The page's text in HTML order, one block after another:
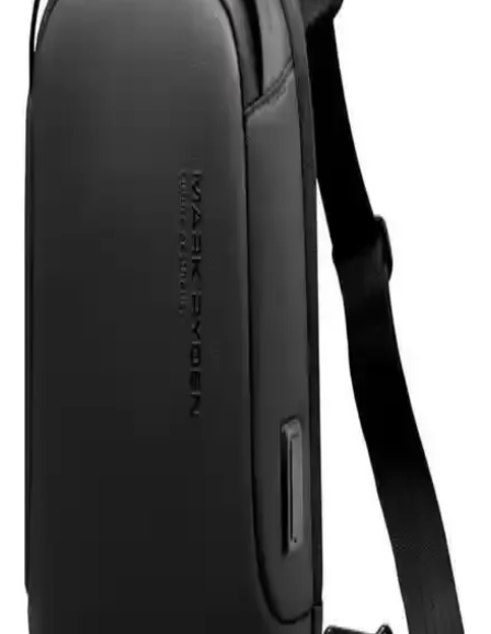
Z-Mobile'ın MacBook Air M2 ve M3 modelleriyle uyumlu 13.6 inç
koruma seti, şeffaf tasarımı ve dayanıklı malzemeleriyle cihazınızı
estetik ve güvenle korur, kullanıcı memnuniyetini artırır.
Eyfel Efs-2500 Güç Kaynağı: Temel Özellikler ve
Kullanıcı Değerlendirmeleri
Eyfel Efs-2500, 250W güç çıkışıyla temel bilgisayar ihtiyaçlarına
uygun, fanlı soğutmalı ve dayanıklılık sorunlarıyla dikkat çeken bir
HP 255 G8 Dizüstü Bilgisayar İncelemesi: Günlük
Kullanım İçin Dengeli ve Güçlü Model
HP 255 G8, güçlü işlemci ve hızlı SSD ile günlük kullanım ve ofis
işleri için ideal, taşınabilir ve uygun fiyatlı bir dizüstü bilgisayardır.
Performans ve bağlantı seçenekleriyle öne çıkar.
Samsung Galaxy Tab S9 FE+ Plus için Nano
Kırılmaz Esnek Ekran Koruyucu İncelemesi
Samsung Galaxy Tab S9 FE+ Plus için tasarlanmış nano cam ekran
koruyucu, yüksek dayanıklılık ve net görüntü sağlar. Kolay
uygulama ve göz yorgunluğunu azaltıcı özellikleriyle ekran
Asfal Apple Watch Uyumlu 42-49 mm Kordonlar
Detaylı İnceleme ve Özellikleri